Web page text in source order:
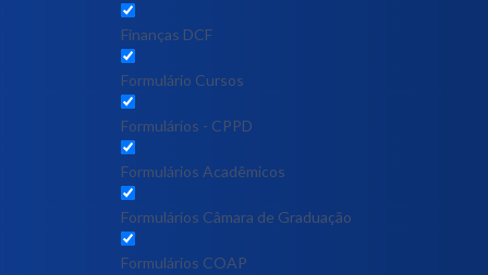
Finanças DCF
Formulário Cursos
Formulários - CPPD
Formulários Acadêmicos
Formulários Câmara de Graduação
Formulários COAP